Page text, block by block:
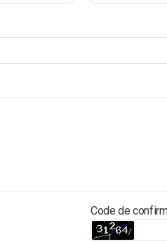
Code de